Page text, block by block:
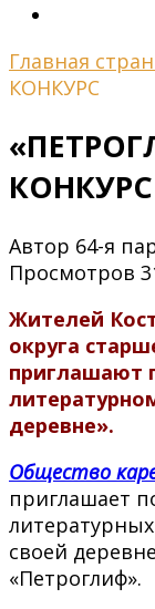
Главная
КОНКУРС
КОНКУРС
Автор 64-я
Просмотров
Жителей
округа
приглашают
деревне».
Общество
приглашает
своей
«Петроглиф».